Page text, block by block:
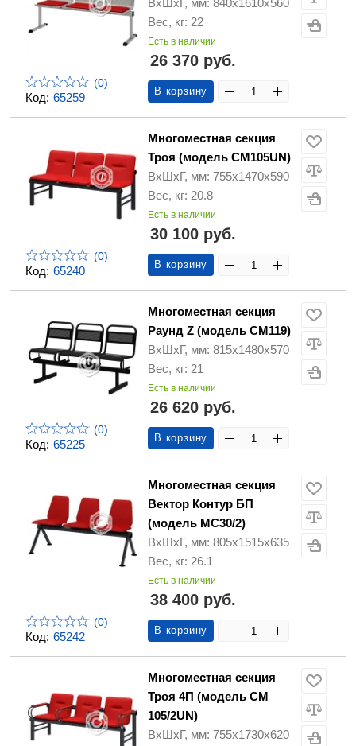
Код: 65259
(0)
ВхШхГ, мм: 840х1610х560
Вес, кг: 22
Есть в наличии
26 370 руб.
В корзину
Код: 65240
(0)
Многоместная секция
Троя (модель СМ105UN)
ВхШхГ, мм: 755х1470х590
Вес, кг: 20.8
Есть в наличии
30 100 руб.
В корзину
Код: 65225
(0)
Многоместная секция
Раунд Z (модель CМ119)
ВхШхГ, мм: 815х1480х570
Вес, кг: 21
Есть в наличии
26 620 руб.
В корзину
Код: 65242
(0)
Многоместная секция
Вектор Контур БП
(модель МС30/2)
ВхШхГ, мм: 805х1515х635
Вес, кг: 26.1
Есть в наличии
38 400 руб.
В корзину
Многоместная секция
Троя 4П (модель СМ
105/2UN)
ВхШхГ, мм: 755х1730х620